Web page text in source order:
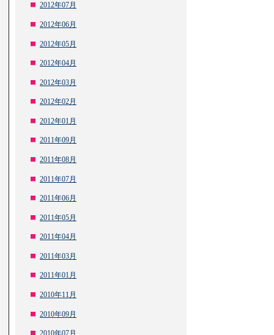
2012年07月
2012年06月
2012年05月
2012年04月
2012年03月
2012年02月
2012年01月
2011年09月
2011年08月
2011年07月
2011年06月
2011年05月
2011年04月
2011年03月
2011年01月
2010年11月
2010年09月